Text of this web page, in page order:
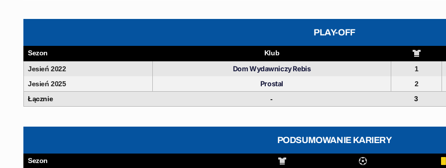
PLAY-OFF
Sezon
Klub
Jesień 2022
Dom Wydawniczy Rebis 1
Jesień 2025
Prostal 2
Łącznie
- 3
PODSUMOWANIE KARIERY
Sezon